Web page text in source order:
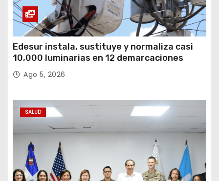
Edesur instala, sustituye y normaliza casi
10,000 luminarias en 12 demarcaciones
Ago 5, 2026
SALUD